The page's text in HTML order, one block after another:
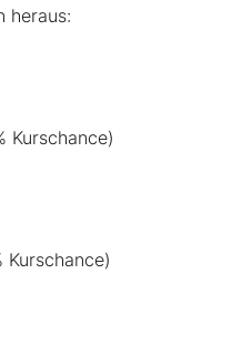
heraus:
Kurschance)
Kurschance)